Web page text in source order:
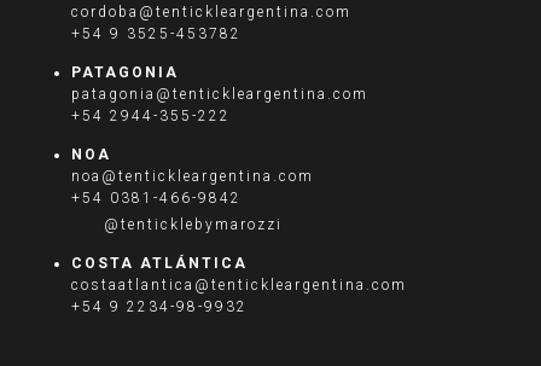
cordoba@tentickleargentina.com
+54 9 3525-453782
PATAGONIA
patagonia@tentickleargentina.com
+54 2944-355-222
NOA
noa@tentickleargentina.com
+54 0381-466-9842
@tenticklebymarozzi
COSTA ATLÁNTICA
costaatlantica@tentickleargentina.com
+54 9 2234-98-9932